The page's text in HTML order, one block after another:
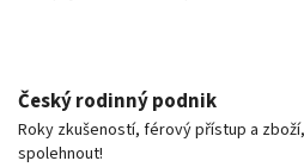
Český rodinný podnik
Roky zkušeností, férový přístup a
spolehnout!